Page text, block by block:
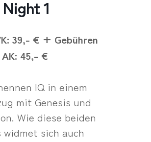
1
39,- € + Gebühren
45,- €
IQ in einem
mit Genesis und
Wie diese beiden
widmet sich auch